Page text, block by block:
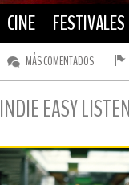
CINE FESTIVALES
MÁS COMENTADOS
INDIE EASY